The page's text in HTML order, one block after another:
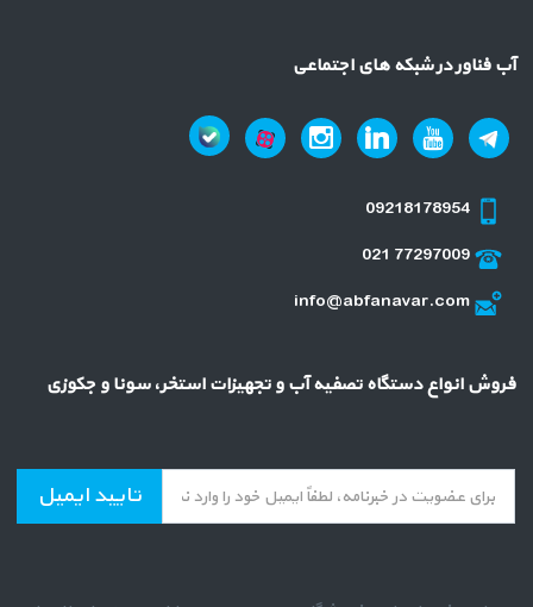
آب فناور در شبکه های اجتماعی
09218178954
021 77297009
info@abfanavar.com
فروش انواع دستگاه تصفیه آب و تجهیزات استخر، سونا و جکوزی
تایید ایمیل